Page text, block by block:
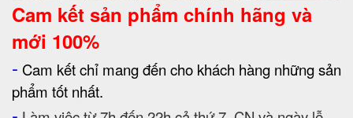
Cam kết sản phẩm chính hãng và
mới 100%
- Cam kết chỉ mang đến cho khách hàng những sản
phẩm tốt nhất.